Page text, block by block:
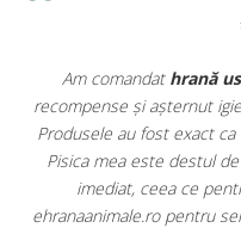
Apreciez foarte mult
doar hrană, ci
antiparazitare,
comod să pot
dintr-un singur loc.
originale și în termen.